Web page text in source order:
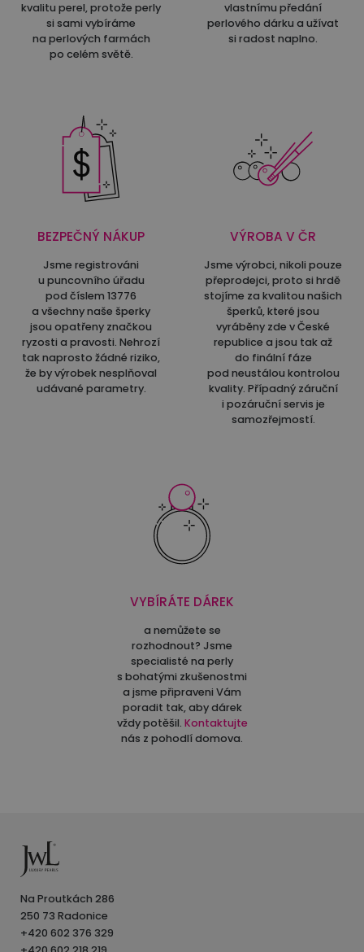
kvalitu perel, protože perly
si sami vybíráme
na perlových farmách
po celém světě.
vlastnímu předání
perlového dárku a užívat
si radost naplno.
BEZPEČNÝ NÁKUP
Jsme registrováni
u puncovního úřadu
pod číslem 13776
a všechny naše šperky
jsou opatřeny značkou
ryzosti a pravosti. Nehrozí
tak naprosto žádné riziko,
že by výrobek nesplňoval
udávané parametry.
VÝROBA V ČR
Jsme výrobci, nikoli pouze
přeprodejci, proto si hrdě
stojíme za kvalitou našich
šperků, které jsou
vyráběny zde v České
republice a jsou tak až
do finální fáze
pod neustálou kontrolou
kvality. Případný záruční
i pozáruční servis je
samozřejmostí.
VYBÍRÁTE DÁREK
a nemůžete se
rozhodnout? Jsme
specialisté na perly
s bohatými zkušenostmi
a jsme připraveni Vám
poradit tak, aby dárek
vždy potěšil. Kontaktujte
nás z pohodlí domova.
Na Proutkách 286
250 73 Radonice
+420 602 376 329